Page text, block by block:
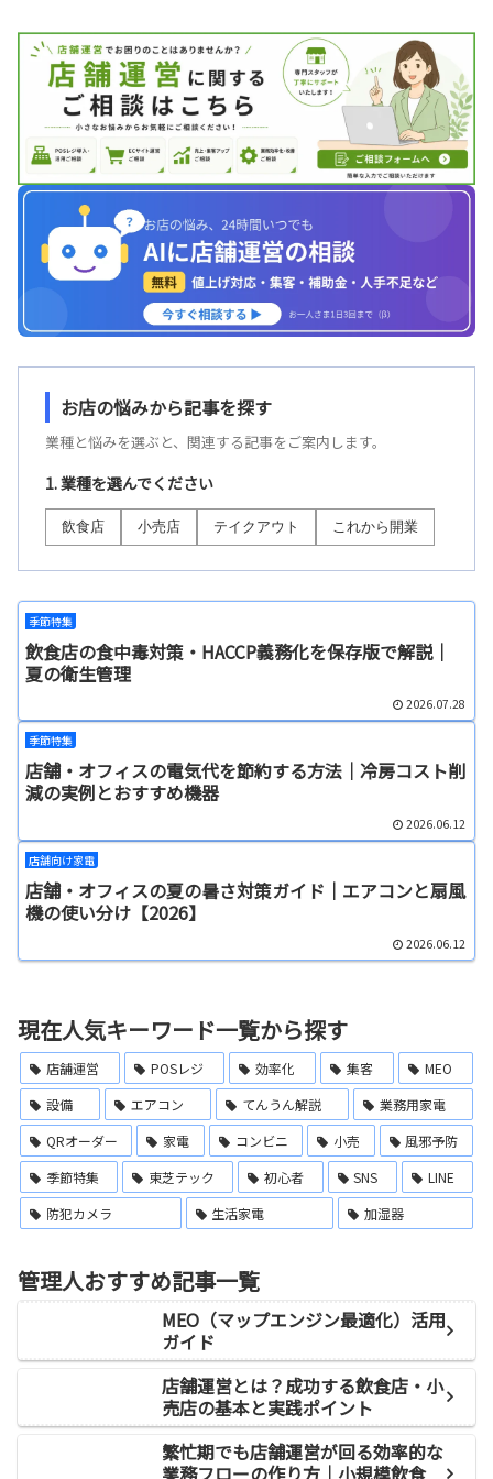
お店の悩みから記事を探す
業種と悩みを選ぶと、関連する記事をご案内します。
1. 業種を選んでください
飲食店 小売店 テイクアウト これから開業
季節特集
飲食店の食中毒対策・HACCP義務化を保存版で解説｜
夏の衛生管理
2026.07.28
季節特集
店舗・オフィスの電気代を節約する方法｜冷房コスト削
減の実例とおすすめ機器
2026.06.12
店舗向け家電
店舗・オフィスの夏の暑さ対策ガイド｜エアコンと扇風
機の使い分け【2026】
2026.06.12
現在人気キーワード一覧から探す
店舗運営 POSレジ 効率化 集客
MEO
設備
エアコン てんうん解説
業務用家電
QRオーダー
家電 コンビニ 小売
風邪予防
季節特集
東芝テック 初心者 SNS
LINE
防犯カメラ
生活家電 加湿器
管理人おすすめ記事一覧
MEO（マップエンジン最適化）活用
ガイド
店舗運営とは？成功する飲食店・小
売店の基本と実践ポイント
繁忙期でも店舗運営が回る効率的な
業務フローの作り方｜小規模飲食